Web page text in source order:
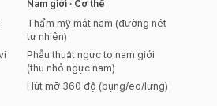
Nam giới · Cơ thể
Thẩm mỹ mắt nam (đường nét
tự nhiên)
Phẫu thuật ngực to nam giới
(thu nhỏ ngực nam)
Hút mỡ 360 độ (bụng/eo/lưng)